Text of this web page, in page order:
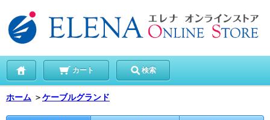
カート 検索
ホーム ＞ケーブルグランド